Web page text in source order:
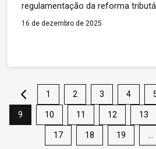
regulamentação da reforma
Foram 330 votos a favor e 104
16 de dezembro de 2025
. 1 2 3 4
9 10 11 12 13
17 18 19 …